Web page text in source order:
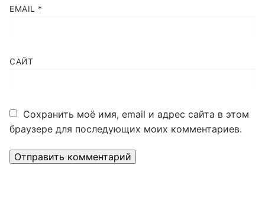
EMAIL *
САЙТ
Сохранить моё имя, email и адрес сайта в этом
браузере для последующих моих комментариев.